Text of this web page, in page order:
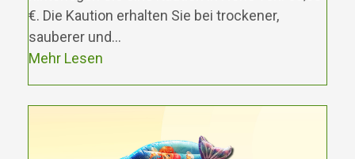
€. Die Kaution erhalten Sie bei trockener,
sauberer und…
Mehr Lesen